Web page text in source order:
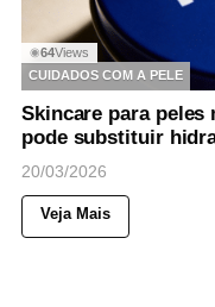
◉64Views
CUIDADOS COM A PELE
Skincare para peles
pode substituir
20/03/2026
Veja Mais